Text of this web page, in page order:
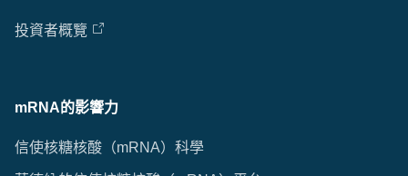
投資者概覽
mRNA的影響力
信使核糖核酸（mRNA）科學